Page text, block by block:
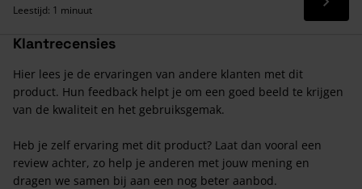
Leestijd: 1 minuut
Lees
Klantrecensies
Hier lees je de ervaringen van andere klanten met dit
product. Hun feedback helpt je om een goed beeld te krijgen
van de kwaliteit en het gebruiksgemak.
Heb je zelf ervaring met dit product? Laat dan vooral een
review achter, zo help je anderen met jouw mening en
dragen we samen bij aan een nog beter aanbod.